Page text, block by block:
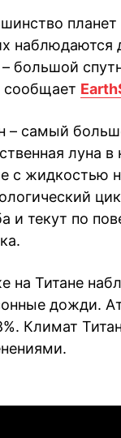
наблюдаются
– большой
сообщает
– самый
луна
с жидкостью
и текут по
на Титане
дожди.
Климат